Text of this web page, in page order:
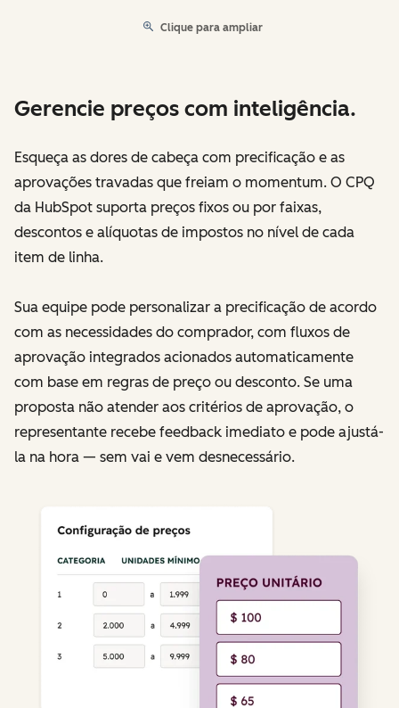
Clique para ampliar
Gerencie preços com inteligência.
Esqueça as dores de cabeça com precificação e as
aprovações travadas que freiam o momentum. O CPQ
da HubSpot suporta preços fixos ou por faixas,
descontos e alíquotas de impostos no nível de cada
item de linha.
Sua equipe pode personalizar a precificação de acordo
com as necessidades do comprador, com fluxos de
aprovação integrados acionados automaticamente
com base em regras de preço ou desconto. Se uma
proposta não atender aos critérios de aprovação, o
representante recebe feedback imediato e pode ajustá-
la na hora — sem vai e vem desnecessário.